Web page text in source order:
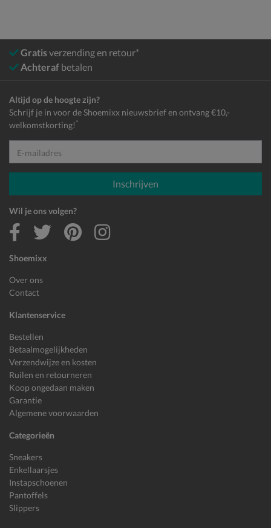
Gratisverzending en retour*
Achteraf betalen
Shoemixx
Over ons
Contact
Klantenservice
Bestellen
Betaalmogelijkheden
Verzendwijze en kosten
Ruilen en retourneren
Koop ongedaan maken
Garantie
Algemene voorwaarden
Categorieën
Sneakers
Enkellaarsjes
Instapschoenen
Pantoffels
Slippers
Altijd op de hoogte zijn?
Schrijf je in voor de Shoemixx nieuwsbrief en ontvang €10,-
welkomstkorting! *
E-mailadres
Inschrijven
Wil je ons volgen?